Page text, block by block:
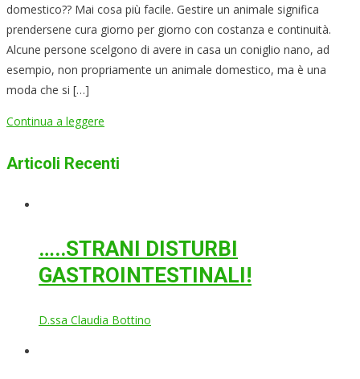
domestico?? Mai cosa più facile. Gestire un animale significa
prendersene cura giorno per giorno con costanza e continuità.
Alcune persone scelgono di avere in casa un coniglio nano, ad
esempio, non propriamente un animale domestico, ma è una
moda che si […]
Continua a leggere
Articoli Recenti
…..STRANI DISTURBI
GASTROINTESTINALI!
D.ssa Claudia Bottino